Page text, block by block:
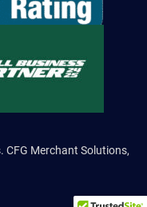
Merchant Solutions,